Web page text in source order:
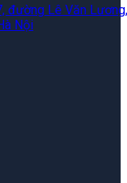
đường Lê Văn Lương,
Nội